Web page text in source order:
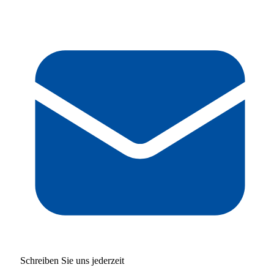
Schreiben Sie uns jederzeit